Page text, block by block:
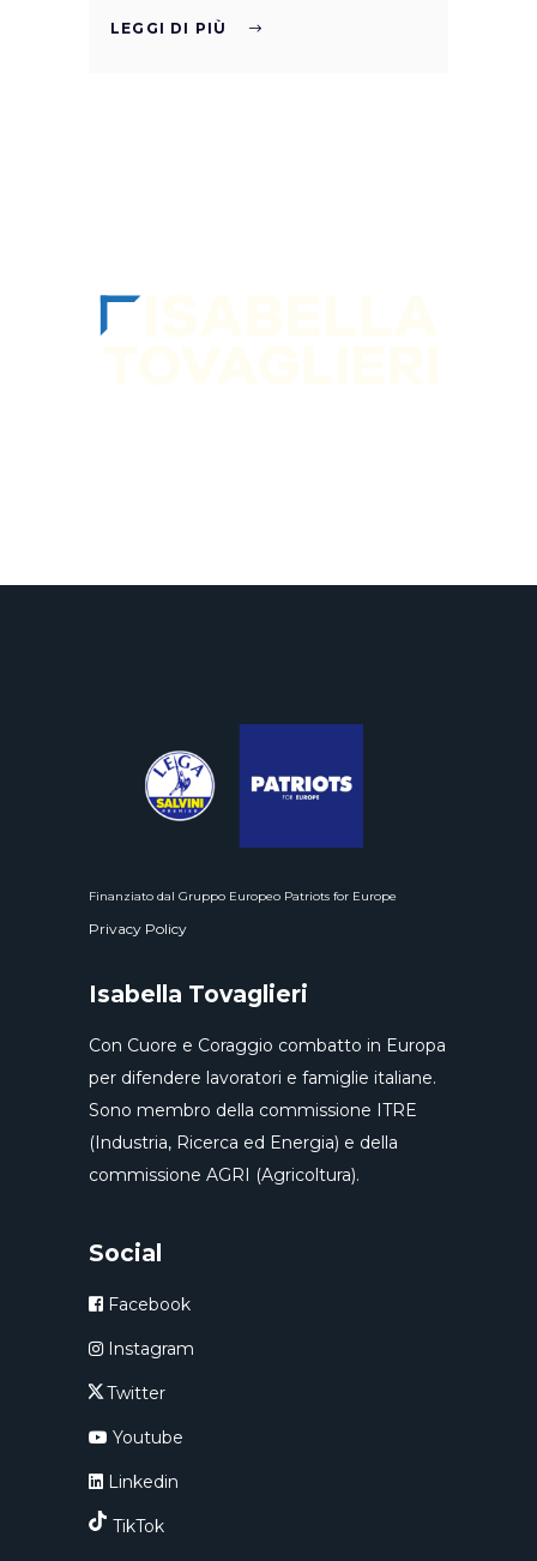
LEGGI DI PIÙ
Finanziato dal Gruppo Europeo Patriots for Europe
Privacy Policy
Isabella Tovaglieri
Con Cuore e Coraggio combatto in Europa
per difendere lavoratori e famiglie italiane.
Sono membro della commissione ITRE
(Industria, Ricerca ed Energia) e della
commissione AGRI (Agricoltura).
Social
Facebook
Instagram
Twitter
Youtube
Linkedin
TikTok